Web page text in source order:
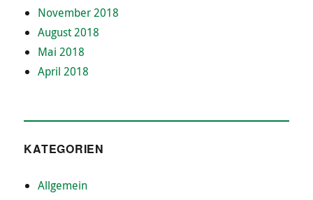
November 2018
August 2018
Mai 2018
April 2018
KATEGORIEN
Allgemein